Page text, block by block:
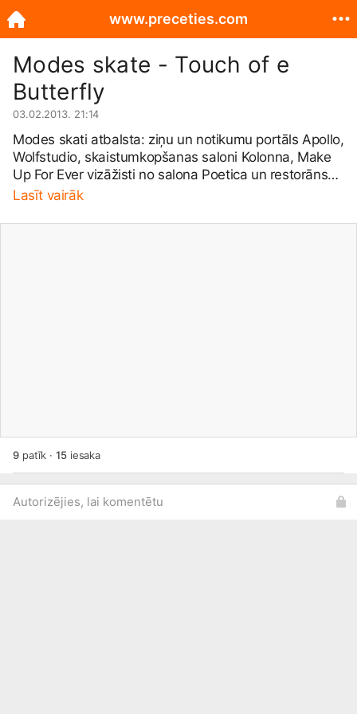
Modes skate - Touch of e
Butterfly
03.02.2013. 21:14
Modes skati atbalsta: ziņu un notikumu portāls Apollo,
Wolfstudio, skaistumkopšanas saloni Kolonna, Make
Up For Ever vizāžisti no salona Poetica un restorāns
Aqurius. Ielūgumu dizains no Petite Roberta.
Lasīt vairāk
9patīk ·15iesaka
Autorizējies, lai komentētu
www.preceties.com